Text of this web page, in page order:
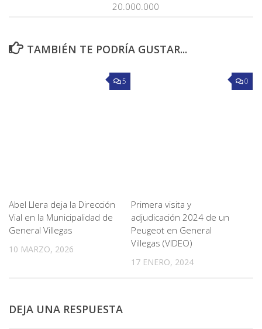
20.000.000
TAMBIÉN TE PODRÍA GUSTAR...
5
Abel Llera deja la Dirección
Vial en la Municipalidad de
General Villegas
10 MARZO, 2026
0
Primera visita y
adjudicación 2024 de un
Peugeot en General
Villegas (VIDEO)
17 ENERO, 2024
DEJA UNA RESPUESTA